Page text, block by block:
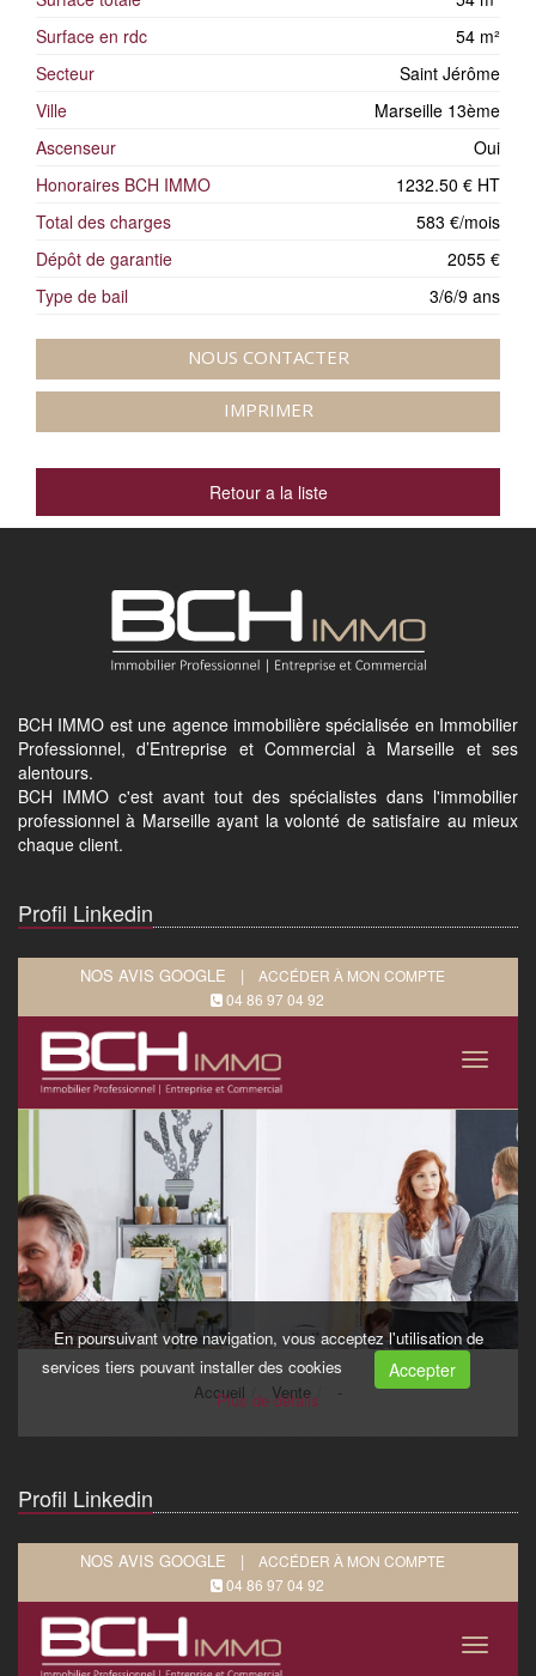
Surface en rdc
54 m²
Secteur
Saint Jérôme
Ville
Marseille 13ème
Ascenseur
Oui
Honoraires BCH IMMO
1232.50 € HT
Total des charges
583 €/mois
Dépôt de garantie
2055 €
Type de bail
3/6/9 ans
NOUS CONTACTER
IMPRIMER
Retour a la liste
BCH IMMO est une agence immobilière spécialisée en Immobilier
Professionnel, d’Entreprise et Commercial à Marseille et ses
alentours.
BCH IMMO c'est avant tout des spécialistes dans l'immobilier
professionnel à Marseille ayant la volonté de satisfaire au mieux
chaque client.
Profil Linkedin
Profil Linkedin